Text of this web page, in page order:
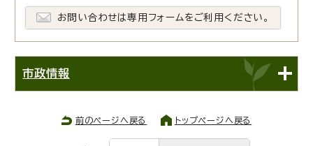
お問い合わせは専用フォームをご利用ください。
市政情報
前のページへ戻る トップページへ戻る